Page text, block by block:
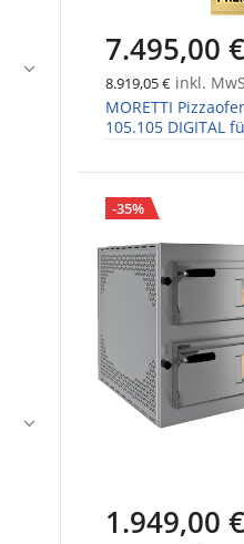
7.495,00 €
8.919,05 € inkl.
MORETTI
105.105 DIGITAL
-35%
1.949,00 €